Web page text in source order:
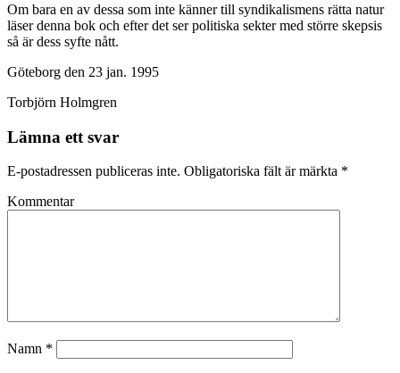
Om bara en av dessa som inte känner till syndikalismens rätta natur
läser denna bok och efter det ser politiska sekter med större skepsis
så är dess syfte nått.
Göteborg den 23 jan. 1995
Torbjörn Holmgren
Lämna ett svar
E-postadressen publiceras inte. Obligatoriska fält är märkta *
Kommentar
Namn *